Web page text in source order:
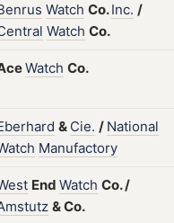
Watch Co.Inc. /
Watch Co.
Watch Co.
& Cie. / National
Manufactory
End Watch Co./
&Co.